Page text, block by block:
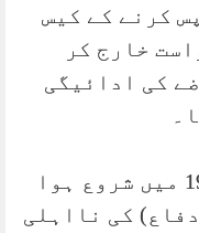
واپس کرنے کے کیس
خارج کر
کی ادائیگی
زمین کے حصول کا عمل 1977 میں شروع ہوا
کی نااہلی